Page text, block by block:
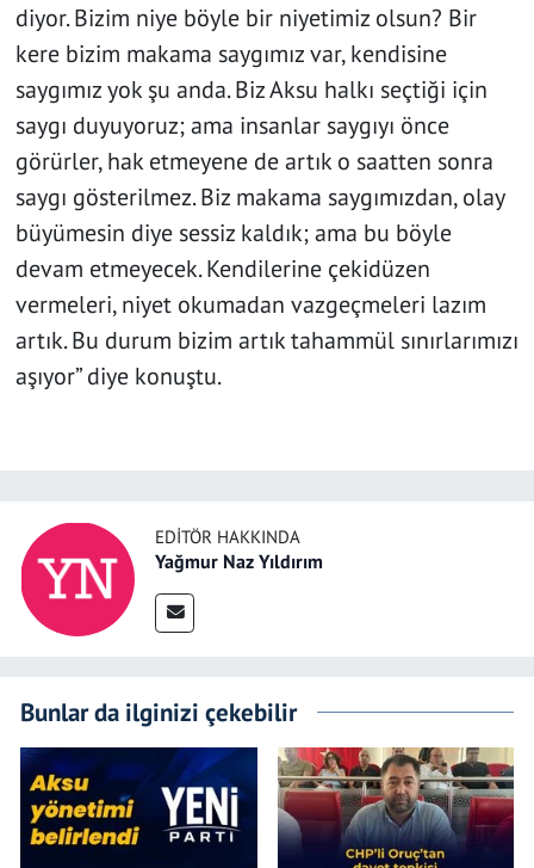
diyor. Bizim niye böyle bir niyetimiz olsun? Bir
kere bizim makama saygımız var, kendisine
saygımız yok şu anda. Biz Aksu halkı seçtiği için
saygı duyuyoruz; ama insanlar saygıyı önce
görürler, hak etmeyene de artık o saatten sonra
saygı gösterilmez. Biz makama saygımızdan, olay
büyümesin diye sessiz kaldık; ama bu böyle
devam etmeyecek. Kendilerine çekidüzen
vermeleri, niyet okumadan vazgeçmeleri lazım
artık. Bu durum bizim artık tahammül sınırlarımızı
aşıyor” diye konuştu.
EDITÖR HAKKINDA
Yağmur Naz Yıldırım
Bunlar da ilginizi çekebilir